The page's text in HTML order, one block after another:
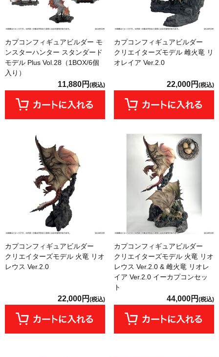
カプコンフィギュアビルダー モ
ンスターハンター スタンダード
モデル Plus Vol.28（1BOX/6個
入り）
11,880円 (税込)
カプコンフィギュアビルダー
クリエイターズモデル 雌火竜 リ
オレイア Ver.2.0
22,000円 (税込)
カプコンフィギュアビルダー
クリエイターズモデル 火竜 リオ
レウス Ver.2.0
22,000円 (税込)
カプコンフィギュアビルダー
クリエイターズモデル 火竜 リオ
レウス Ver.2.0 & 雌火竜 リオレ
イア Ver.2.0 イーカプコンセッ
ト
44,000円 (税込)